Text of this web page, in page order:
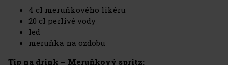
4 cl meruňkového likéru
20 cl perlivé vody
led
meruňka na ozdobu
Tip na drink – Meruňkový spritz: